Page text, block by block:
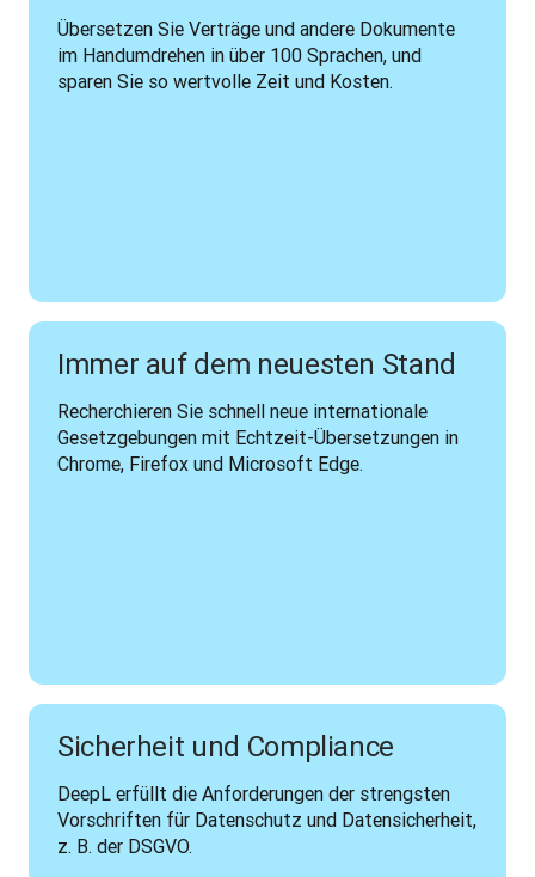
Übersetzen Sie Verträge und andere Dokumente
im Handumdrehen in über 100 Sprachen, und
sparen Sie so wertvolle Zeit und Kosten.
Immer auf dem neuesten Stand
Recherchieren Sie schnell neue internationale
Gesetzgebungen mit Echtzeit-Übersetzungen in
Chrome, Firefox und Microsoft Edge.
Sicherheit und Compliance
DeepL erfüllt die Anforderungen der strengsten
Vorschriften für Datenschutz und Datensicherheit,
z. B. der DSGVO.